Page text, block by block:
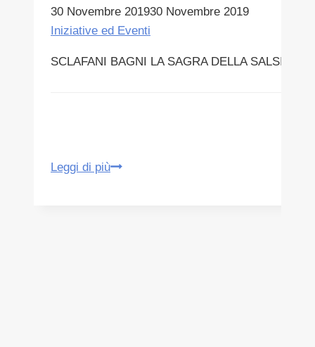
30 Novembre 201930 Novembre 2019
Iniziative ed Eventi
SCLAFANI BAGNI LA SAGRA DELLA
Leggi di piùSCLAFANI